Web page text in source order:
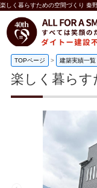
TOPページ > 建築実績一覧
楽しく暮らす